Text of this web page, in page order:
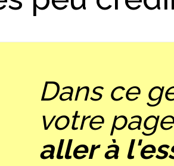
Dans ce
votre
aller à